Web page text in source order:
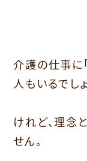
介護の仕事に
人もいるでしょ
けれど、理念
せん。